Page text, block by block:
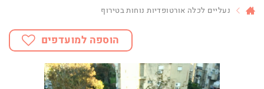
נעליים לכלה אורטופדיות נוחות בטירוף
הוספה למועדפים